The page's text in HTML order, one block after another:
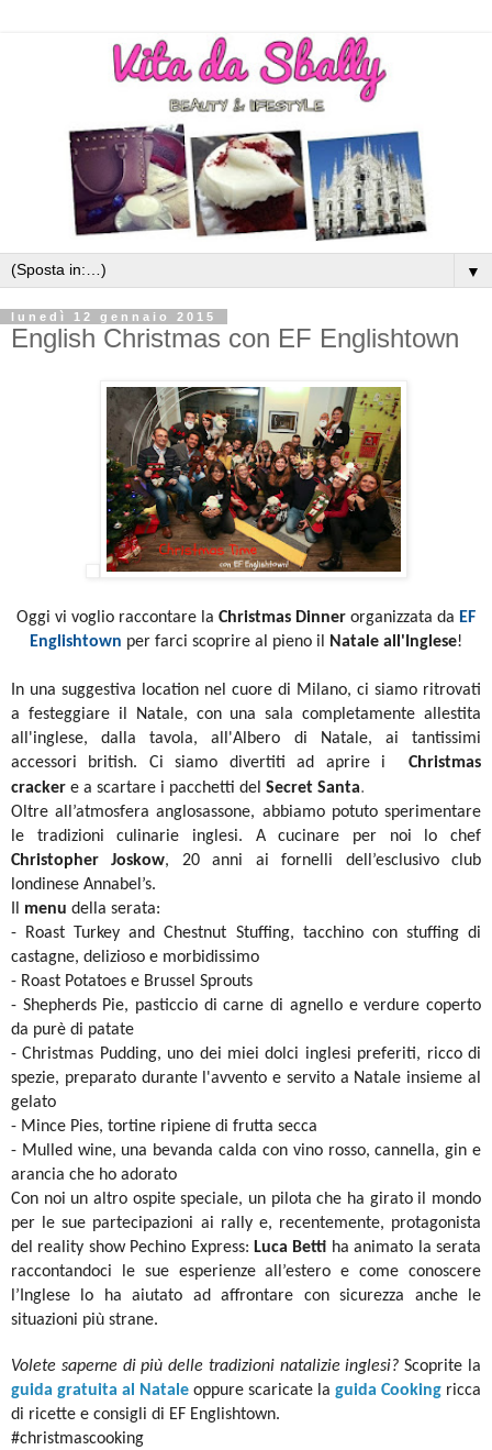
▼
lunedì 12 gennaio 2015
English Christmas con EF Englishtown
Oggi vi voglio raccontare la Christmas Dinner organizzata da EF
Englishtown per farci scoprire al pieno il Natale all'Inglese!
In una suggestiva location nel cuore di Milano, ci siamo ritrovati
a festeggiare il Natale, con una sala completamente allestita
all'inglese, dalla tavola, all'Albero di Natale, ai tantissimi
accessori british. Ci siamo divertiti ad aprire i Christmas
cracker e a scartare i pacchetti del Secret Santa.
Oltre all’atmosfera anglosassone, abbiamo potuto sperimentare
le tradizioni culinarie inglesi. A cucinare per noi lo chef
Christopher Joskow, 20 anni ai fornelli dell’esclusivo club
londinese Annabel’s.
menu della serata:
- Roast Turkey and Chestnut Stuffing, tacchino con stuffing di
castagne, delizioso e morbidissimo
- Roast Potatoes e Brussel Sprouts
- Shepherds Pie, pasticcio di carne di agnello e verdure coperto
da purè di patate
- Christmas Pudding, uno dei miei dolci inglesi preferiti, ricco di
spezie, preparato durante l'avvento e servito a Natale insieme al
gelato
- Mince Pies, tortine ripiene di frutta secca
- Mulled wine, una bevanda calda con vino rosso, cannella, gin e
arancia che ho adorato
Con noi un altro ospite speciale, un pilota che ha girato il mondo
per le sue partecipazioni ai rally e, recentemente, protagonista
del reality show Pechino Express: Luca Betti ha animato la serata
raccontandoci le sue esperienze all’estero e come conoscere
l’Inglese lo ha aiutato ad affrontare con sicurezza anche le
situazioni più strane.
Volete saperne di più delle tradizioni natalizie inglesi? Scoprite la
guida gratuita al Natale oppure scaricate la guida Cooking ricca
di ricette e consigli di EF Englishtown.
#christmascooking